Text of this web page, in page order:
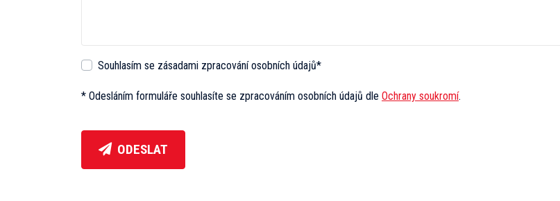
Souhlasím se zásadami zpracování osobních údajů*
* Odesláním formuláře souhlasíte se zpracováním osobních údajů dle Ochrany soukromí.
ODESLAT